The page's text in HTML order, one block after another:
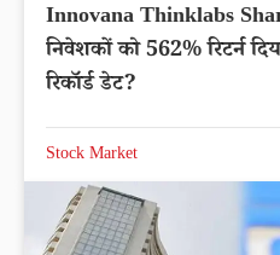
Innovana Thinklabs
निवेशकों को 562% रिटर्न
रिकॉर्ड डेट?
Stock Market